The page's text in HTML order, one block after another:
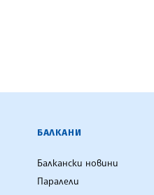
БАЛКАНИ
Балкански новини
Паралели